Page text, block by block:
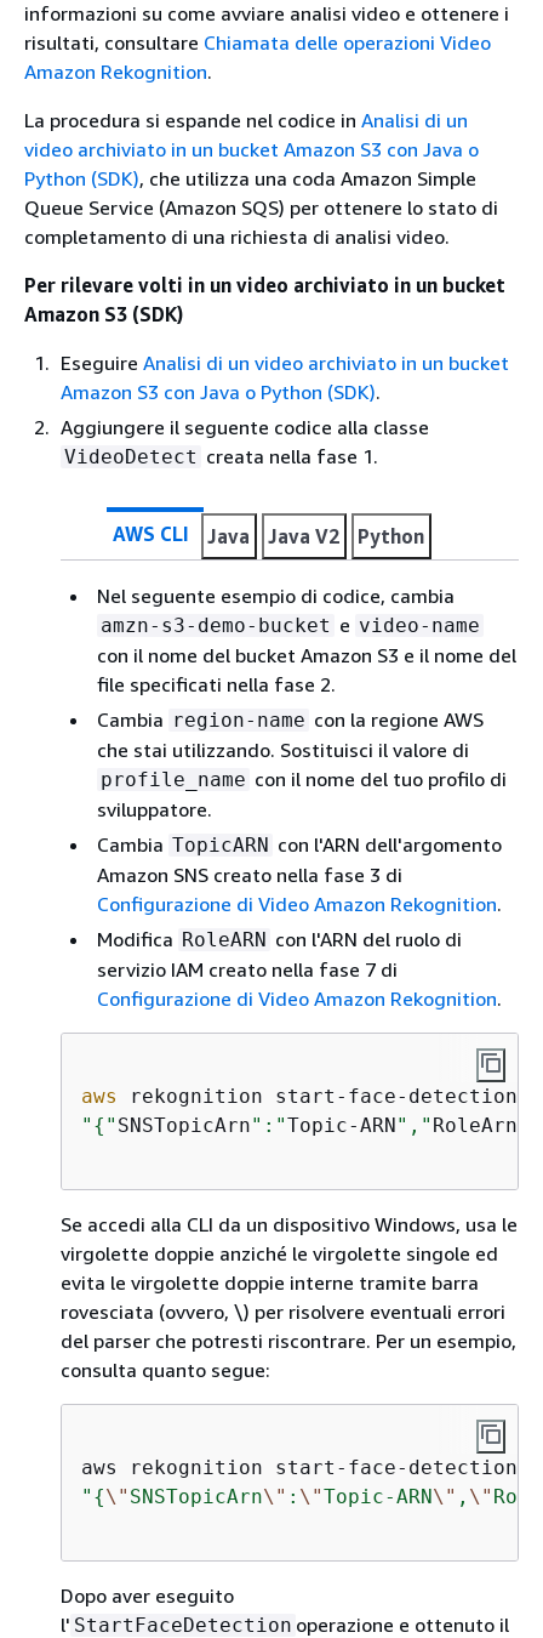
informazioni su come avviare analisi video e ottenere i
risultati, consultare Chiamata delle operazioni Video
Amazon Rekognition.
La procedura si espande nel codice in Analisi di un
video archiviato in un bucket Amazon S3 con Java o
Python (SDK), che utilizza una coda Amazon Simple
Queue Service (Amazon SQS) per ottenere lo stato di
completamento di una richiesta di analisi video.
Per rilevare volti in un video archiviato in un bucket
Amazon S3 (SDK)
Eseguire Analisi di un video archiviato in un bucket
Amazon S3 con Java o Python (SDK).
Aggiungere il seguente codice alla classe
VideoDetect creata nella fase 1.
AWS CLI Java Java V2 Python
Nel seguente esempio di codice, cambia
amzn-s3-demo-bucket e video-name
con il nome del bucket Amazon S3 e il nome del
file specificati nella fase 2.
Cambia region-name con la regione AWS
che stai utilizzando. Sostituisci il valore di
profile_name con il nome del tuo profilo di
sviluppatore.
Cambia TopicARN con l'ARN dell'argomento
Amazon SNS creato nella fase 3 di
Configurazione di Video Amazon Rekognition.
Modifica RoleARN con l'ARN del ruolo di
servizio IAM creato nella fase 7 di
Configurazione di Video Amazon Rekognition.
aws
rekognition start-face-detection
" { " SNSTopicArn":"Topic-ARN"," RoleArn
Se accedi alla CLI da un dispositivo Windows, usa le
virgolette doppie anziché le virgolette singole ed
evita le virgolette doppie interne tramite barra
rovesciata (ovvero, \) per risolvere eventuali errori
del parser che potresti riscontrare. Per un esempio,
consulta quanto segue:
aws rekognition start - face- detection
" {\" SNSTopicArn\" : \"Topic-ARN\" , \"
Dopo aver eseguito
l' StartFaceDetection operazione e ottenuto il